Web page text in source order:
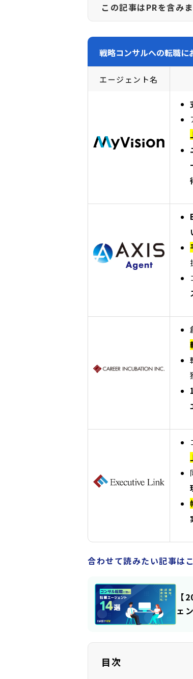
この記事はPRを含み
ザーの利益を第一に考えてお
戦略コンサルへの転職
エージェント名
合わせて読みたい記事は
【
ェ
目次